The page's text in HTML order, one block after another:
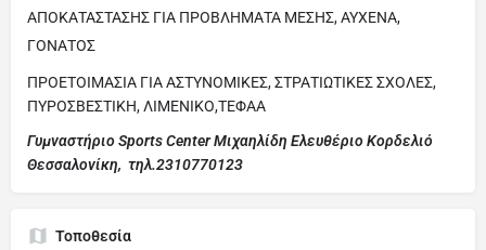
ΑΠΟΚΑΤΑΣΤΑΣΗΣ ΓΙΑ ΠΡΟΒΛΗΜΑΤΑ ΜΕΣΗΣ, ΑΥΧΕΝΑ,
ΓΟΝΑΤΟΣ
ΠΡΟΕΤΟΙΜΑΣΙΑ ΓΙΑ ΑΣΤΥΝΟΜΙΚΕΣ, ΣΤΡΑΤΙΩΤΙΚΕΣ ΣΧΟΛΕΣ,
ΠΥΡΟΣΒΕΣΤΙΚΗ, ΛΙΜΕΝΙΚΟ,ΤΕΦΑΑ
Γυμναστήριο Sports Center Μιχαηλίδη Ελευθέριο Κορδελιό
Θεσσαλονίκη, τηλ.2310770123
Τοποθεσία